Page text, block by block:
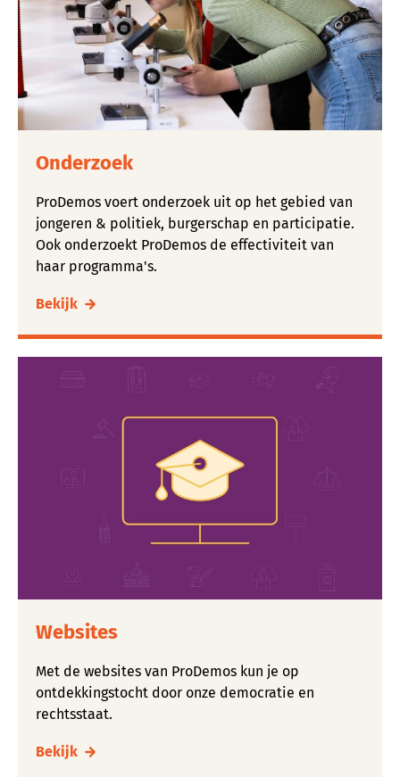
Onderzoek
ProDemos voert onderzoek uit op het gebied van
jongeren & politiek, burgerschap en participatie.
Ook onderzoekt ProDemos de effectiviteit van
haar programma's.
Bekijk
Websites
Met de websites van ProDemos kun je op
ontdekkingstocht door onze democratie en
rechtsstaat.
Bekijk